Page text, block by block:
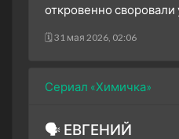
откровенно своровали
🗓 31 мая 2026, 02:06
Сериал «Химичка»
🗣 ЕВГЕНИЙ